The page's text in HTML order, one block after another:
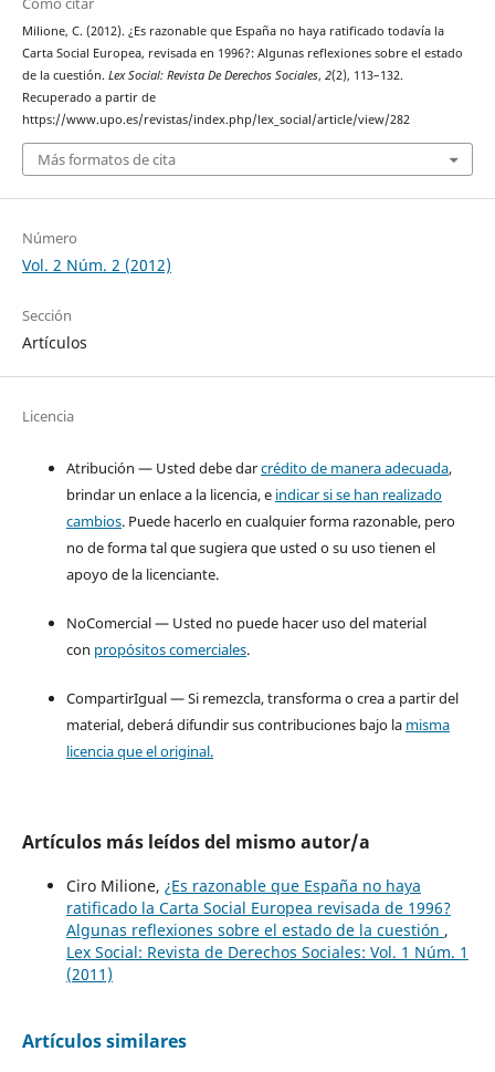
Milione, C. (2012). ¿Es razonable que España no haya ratificado todavía la
Carta Social Europea, revisada en 1996?: Algunas reflexiones sobre el estado
de la cuestión. Lex Social: Revista De Derechos Sociales, 2(2), 113–132.
Recuperado a partir de
https://www.upo.es/revistas/index.php/lex_social/article/view/282
Más formatos de cita
Número
Vol. 2 Núm. 2 (2012)
Sección
Artículos
Licencia
Atribución — Usted debe darcrédito de manera adecuada,
brindar un enlace a la licencia, e indicar si se han realizado
cambios. Puede hacerlo en cualquier forma razonable, pero
no de forma tal que sugiera que usted o su uso tienen el
apoyo de la licenciante.
NoComercial — Usted no puede hacer uso del material
con propósitos comerciales.
CompartirIgual — Si remezcla, transforma o crea a partir del
material, deberá difundir sus contribuciones bajo la misma
licencia que el original.
Artículos más leídos del mismo autor/a
Ciro Milione, ¿Es razonable que España no haya
ratificado la Carta Social Europea revisada de 1996?
Algunas reflexiones sobre el estado de la cuestión ,
Lex Social: Revista de Derechos Sociales: Vol. 1 Núm. 1
(2011)
Artículos similares